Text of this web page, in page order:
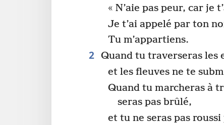
« N’aie pas peur, car je
Je t’ai appelé par ton
Tu m’appartiens.
2 Quand tu traverseras les
et les fleuves ne te
Quand tu marcheras à
seras pas brûlé,
et tu ne seras pas